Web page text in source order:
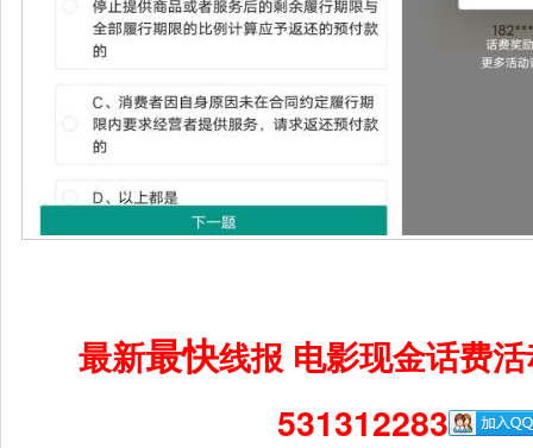
最新最快线报 电影现金话费
531312283